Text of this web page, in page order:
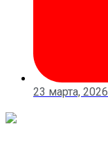
23 марта, 2026